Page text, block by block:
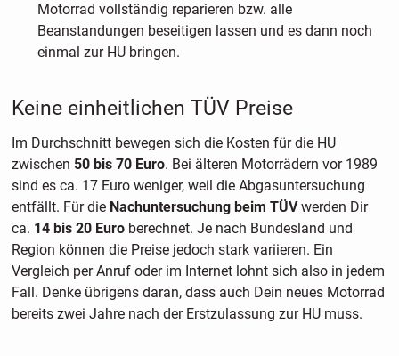
Motorrad vollständig reparieren bzw. alle
Beanstandungen beseitigen lassen und es dann noch
einmal zur HU bringen.
Keine einheitlichen TÜV Preise
Im Durchschnitt bewegen sich die Kosten für die HU
zwischen 50 bis 70 Euro. Bei älteren Motorrädern vor 1989
sind es ca. 17 Euro weniger, weil die Abgasuntersuchung
entfällt. Für die Nachuntersuchung beim TÜVwerden Dir
ca. 14 bis 20 Euroberechnet. Je nach Bundesland und
Region können die Preise jedoch stark variieren. Ein
Vergleich per Anruf oder im Internet lohnt sich also in jedem
Fall. Denke übrigens daran, dass auch Dein neues Motorrad
bereits zwei Jahre nach der Erstzulassung zur HU muss.